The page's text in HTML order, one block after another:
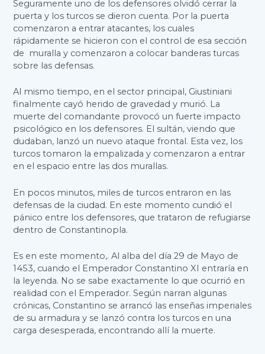
Seguramente uno de los defensores olvidó cerrar la
puerta y los turcos se dieron cuenta. Por la puerta
comenzaron a entrar atacantes, los cuales
rápidamente se hicieron con el control de esa sección
de muralla y comenzaron a colocar banderas turcas
sobre las defensas.
Al mismo tiempo, en el sector principal, Giustiniani
finalmente cayó herido de gravedad y murió. La
muerte del comandante provocó un fuerte impacto
psicológico en los defensores. El sultán, viendo que
dudaban, lanzó un nuevo ataque frontal. Esta vez, los
turcos tomaron la empalizada y comenzaron a entrar
en el espacio entre las dos murallas.
En pocos minutos, miles de turcos entraron en las
defensas de la ciudad. En este momento cundió el
pánico entre los defensores, que trataron de refugiarse
dentro de Constantinopla.
Es en este momento,. Al alba del día 29 de Mayo de
1453, cuando el Emperador Constantino XI entraría en
la leyenda. No se sabe exactamente lo que ocurrió en
realidad con el Emperador. Según narran algunas
crónicas, Constantino se arrancó las enseñas imperiales
de su armadura y se lanzó contra los turcos en una
carga desesperada, encontrando allí la muerte.